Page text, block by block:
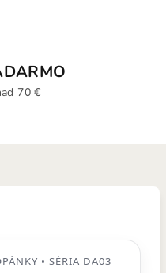
70 €
• SÉRIA DA03